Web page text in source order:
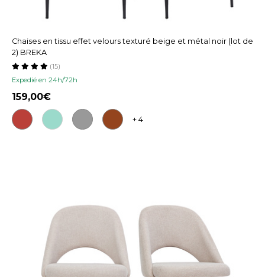
Chaises en tissu effet velours texturé beige et métal noir (lot de
2) BREKA
Expedié en 24h/72h
(15)
159,00
+ 4